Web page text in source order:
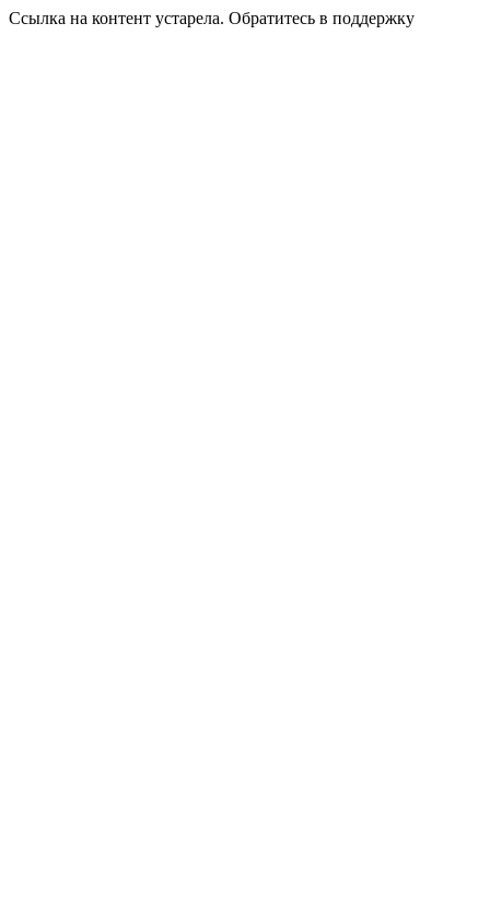
Ссылка на контент устарела. Обратитесь в поддержку